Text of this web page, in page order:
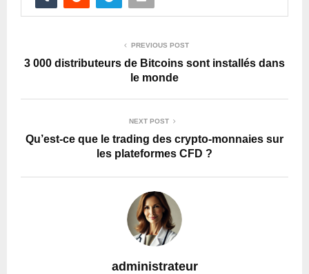
PREVIOUS POST
3 000 distributeurs de Bitcoins sont installés dans
le monde
NEXT POST
Qu’est-ce que le trading des crypto-monnaies sur
les plateformes CFD ?
administrateur